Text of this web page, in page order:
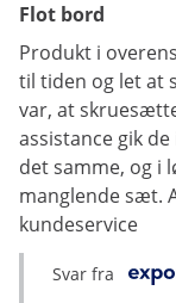
Flot bord
Produkt i
til tiden og let at
var, at
assistance gik
det samme, og i
manglende sæt.
kundeservice
Svar fra